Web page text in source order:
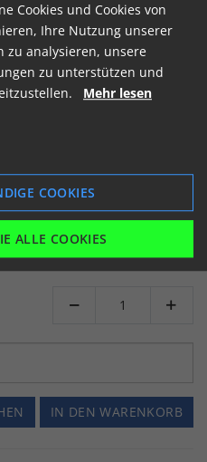
*RH*
CLASSOC TYPE
 
IN DEN WARENKORB
Cookies und Cookies von
Ihre Nutzung unserer
zu analysieren, unsere
zu unterstützen und
Mehr lesen
COOKIES
ALLE COOKIES